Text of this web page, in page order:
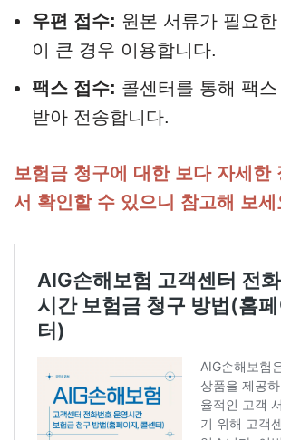
우편 접수: 원본 서류가 필요
이 큰 경우 이용합니다.
팩스 접수: 콜센터를 통해 팩
받아 전송합니다.
보험금 청구에 대한 보다 자세한
서 확인할 수 있으니 참고해 보세